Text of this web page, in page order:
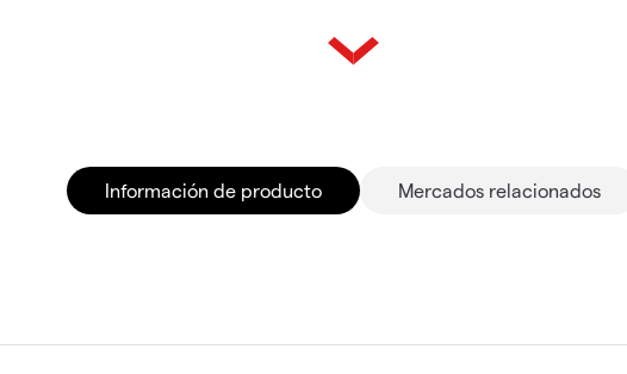
Información de producto Mercados relacionados